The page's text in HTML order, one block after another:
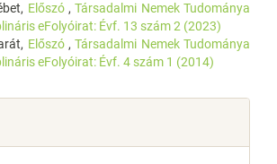
Előszó ,Társadalmi Nemek Tudománya
eFolyóirat: Évf. 13 szám 2 (2023)
Előszó ,Társadalmi Nemek Tudománya
eFolyóirat: Évf. 4 szám 1 (2014)